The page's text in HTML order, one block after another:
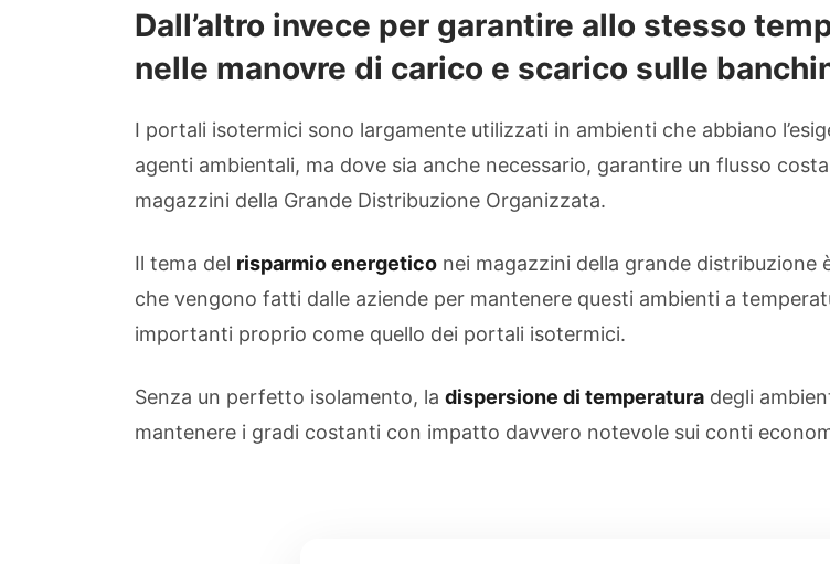
Dall’altro invece per garantire allo stesso
nelle manovre di carico e scarico sulle
I portali isotermici sono largamente utilizzati in ambienti che abbiano
agenti ambientali, ma dove sia anche necessario, garantire un flusso
magazzini della Grande Distribuzione Organizzata.
Il tema del risparmio energetico nei magazzini della grande
che vengono fatti dalle aziende per mantenere questi ambienti a
importanti proprio come quello dei portali isotermici.
Senza un perfetto isolamento, la dispersione di temperatura degli
mantenere i gradi costanti con impatto davvero notevole sui conti